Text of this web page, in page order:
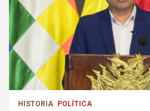
HISTORIA POLÍTICA